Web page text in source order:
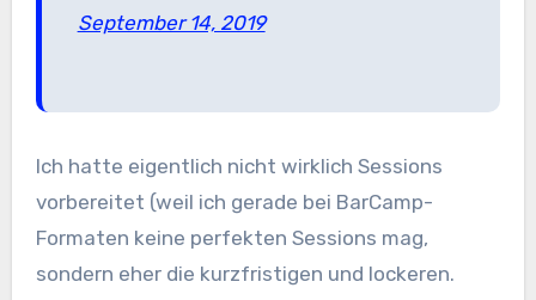
September 14, 2019
Ich hatte eigentlich nicht wirklich Sessions
vorbereitet (weil ich gerade bei BarCamp-
Formaten keine perfekten Sessions mag,
sondern eher die kurzfristigen und lockeren.